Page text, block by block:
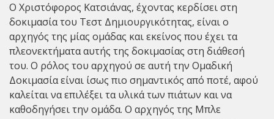
Ο Χριστόφορος Κατσιάνας, έχοντας κερδίσει στη
δοκιμασία του Tεστ Δημιουργικότητας, είναι ο
αρχηγός της μίας ομάδας και εκείνος που έχει τα
πλεονεκτήματα αυτής της δοκιμασίας στη διάθεσή
του. Ο ρόλος του αρχηγού σε αυτή την Ομαδική
Δοκιμασία είναι ίσως πιο σημαντικός από ποτέ, αφού
καλείται να επιλέξει τα υλικά των πιάτων και να
καθοδηγήσει την ομάδα. Ο αρχηγός της Μπλε